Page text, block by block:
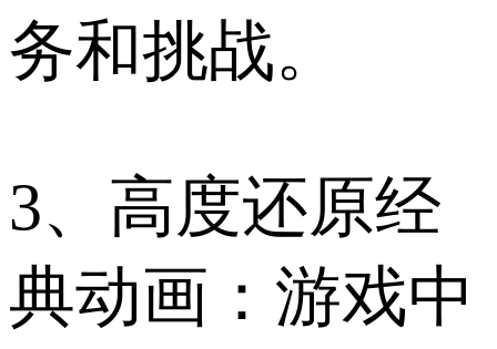
务和挑战。
3、高度还原经
典动画：游戏中